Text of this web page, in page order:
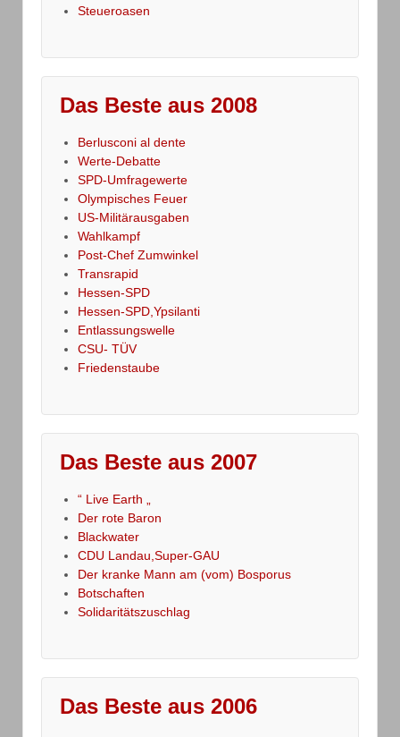
Steueroasen
Das Beste aus 2008
Berlusconi al dente
Werte-Debatte
SPD-Umfragewerte
Olympisches Feuer
US-Militärausgaben
Wahlkampf
Post-Chef Zumwinkel
Transrapid
Hessen-SPD
Hessen-SPD,Ypsilanti
Entlassungswelle
CSU- TÜV
Friedenstaube
Das Beste aus 2007
“ Live Earth „
Der rote Baron
Blackwater
CDU Landau,Super-GAU
Der kranke Mann am (vom) Bosporus
Botschaften
Solidaritätszuschlag
Das Beste aus 2006